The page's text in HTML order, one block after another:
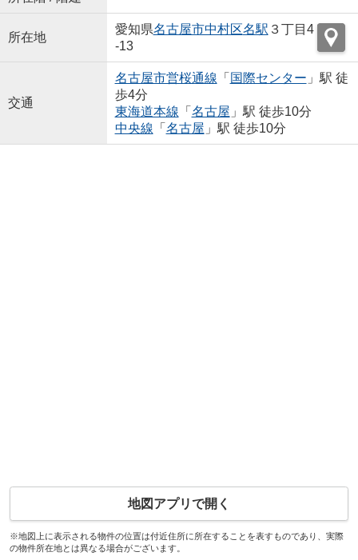
所在地
愛知県名古屋市中村区名駅 ３丁目4
-13
交通
名古屋市営桜通線 「 国際センター 」駅 徒
歩4分
東海道本線 「 名古屋 」駅 徒歩10分
中央線 「 名古屋 」駅 徒歩10分
地図アプリで開く
※地図上に表示される物件の位置は付近住所に所在することを表すものであり、実際
の物件所在地とは異なる場合がございます。